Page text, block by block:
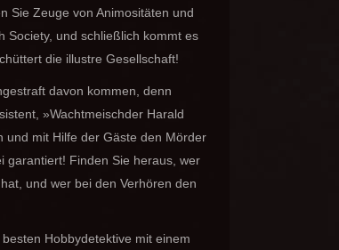
Sie Zeuge von Animositäten und
Society, und schließlich kommt es
die illustre Gesellschaft!
davon kommen, denn
»Wachtmeischder Harald
und mit Hilfe der Gäste den Mörder
garantiert! Finden Sie heraus, wer
und wer bei den Verhören den
Hobbydetektive mit einem